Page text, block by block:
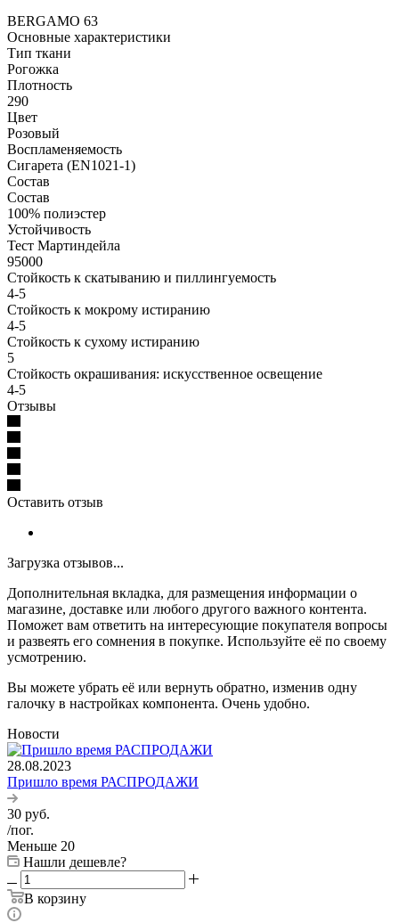
BERGAMO 63
Основные характеристики
Тип ткани
Рогожка
Плотность
290
Цвет
Розовый
Воспламеняемость
Сигарета (EN1021-1)
Состав
Состав
100% полиэстер
Устойчивость
Тест Мартиндейла
95000
Стойкость к скатыванию и пиллингуемость
4-5
Стойкость к мокрому истиранию
4-5
Стойкость к сухому истиранию
5
Стойкость окрашивания: искусственное освещение
4-5
Отзывы
Оставить отзыв
Загрузка отзывов...
Дополнительная вкладка, для размещения информации о
магазине, доставке или любого другого важного контента.
Поможет вам ответить на интересующие покупателя вопросы
и развеять его сомнения в покупке. Используйте её по своему
усмотрению.
Вы можете убрать её или вернуть обратно, изменив одну
галочку в настройках компонента. Очень удобно.
Новости
28.08.2023
Пришло время РАСПРОДАЖИ
30 руб.
/пог.
Меньше 20
Нашли дешевле?
В корзину